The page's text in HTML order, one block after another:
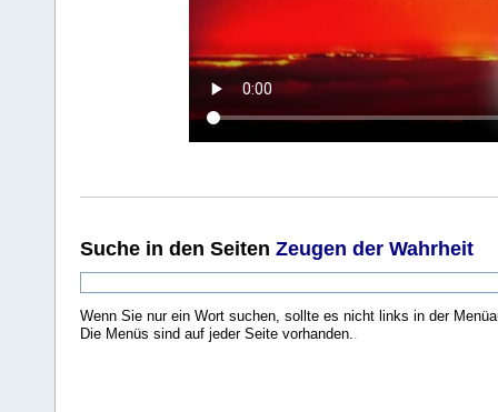
Suche in den Seiten Zeugen der Wahrheit
Wenn Sie nur ein Wort suchen, sollte es nicht links in der
Die Menüs sind auf jeder Seite vorhanden.